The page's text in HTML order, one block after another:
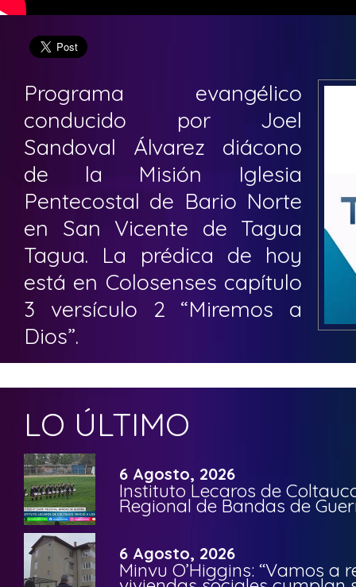
Programa evangélico
conducido por Joel
Sandoval Álvarez diácono
de la Misión Iglesia
Pentecostal de Bario Norte
en San Vicente de Tagua
Tagua. La prédica de hoy
está en Colosenses capítulo
3 versículo 2 “Miremos a
Dios”.
LO ÚLTIMO
6 Agosto, 2026
Instituto Lecaros de
Regional de Bandas de
6 Agosto, 2026
Minvu O’Higgins: “Vamos a